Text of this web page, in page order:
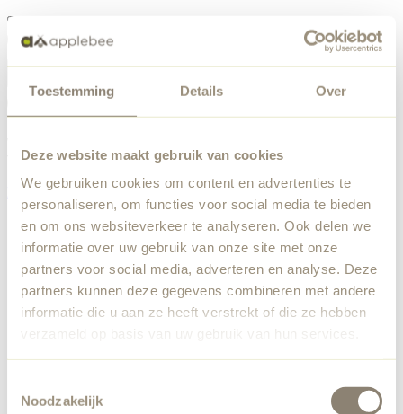
Toestemming Details Over
Deze website maakt gebruik van cookies
We gebruiken cookies om content en advertenties te
personaliseren, om functies voor social media te bieden
en om ons websiteverkeer te analyseren. Ook delen we
informatie over uw gebruik van onze site met onze
partners voor social media, adverteren en analyse. Deze
partners kunnen deze gegevens combineren met andere
informatie die u aan ze heeft verstrekt of die ze hebben
verzameld op basis van uw gebruik van hun services.
Noodzakelijk
Etwas ist schiefgelaufen
Team wurde benachrichtigt.
Zurück zur Startseite